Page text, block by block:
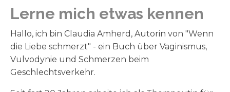
Lerne mich etwas kennen
Hallo, ich bin Claudia Amherd, Autorin von "Wenn
die Liebe schmerzt" - ein Buch über Vaginismus,
Vulvodynie und Schmerzen beim
Geschlechtsverkehr.